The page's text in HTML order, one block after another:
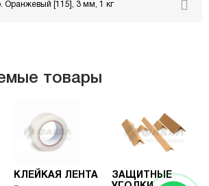
Оранжевый [115], 3 мм, 1 кг
товары
КЛЕЙКАЯ ЛЕНТА
ЗАЩИТНЫЕ